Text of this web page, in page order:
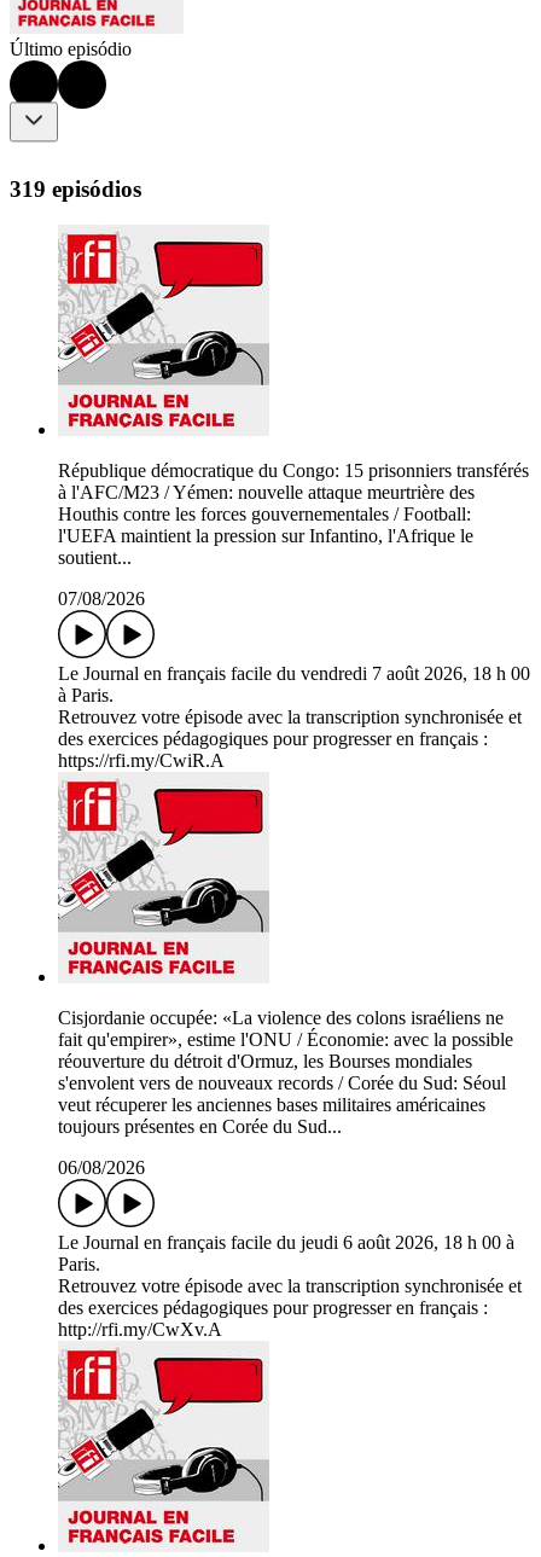
Último episódio
319 episódios
République démocratique du Congo: 15 prisonniers transférés
à l'AFC/M23 / Yémen: nouvelle attaque meurtrière des
Houthis contre les forces gouvernementales / Football:
l'UEFA maintient la pression sur Infantino, l'Afrique le
soutient...
07/08/2026
Le Journal en français facile du vendredi 7 août 2026, 18 h 00
à Paris.
Retrouvez votre épisode avec la transcription synchronisée et
des exercices pédagogiques pour progresser en français :
https://rfi.my/CwiR.A
Cisjordanie occupée: «La violence des colons israéliens ne
fait qu'empirer», estime l'ONU / Économie: avec la possible
réouverture du détroit d'Ormuz, les Bourses mondiales
s'envolent vers de nouveaux records / Corée du Sud: Séoul
veut récuperer les anciennes bases militaires américaines
toujours présentes en Corée du Sud...
06/08/2026
Le Journal en français facile du jeudi 6 août 2026, 18 h 00 à
Paris.
Retrouvez votre épisode avec la transcription synchronisée et
des exercices pédagogiques pour progresser en français :
http://rfi.my/CwXv.A